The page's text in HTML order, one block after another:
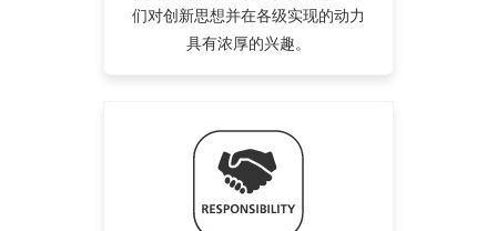
们对创新思想并在各级实现的动力
具有浓厚的兴趣。